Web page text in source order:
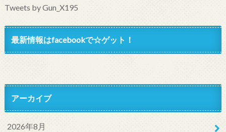
Tweets by Gun_X195
最新情報はfacebookで☆ゲット！
アーカイブ
2026年8月